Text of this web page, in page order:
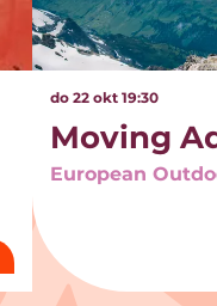
Moving
European
do 22 okt19:30